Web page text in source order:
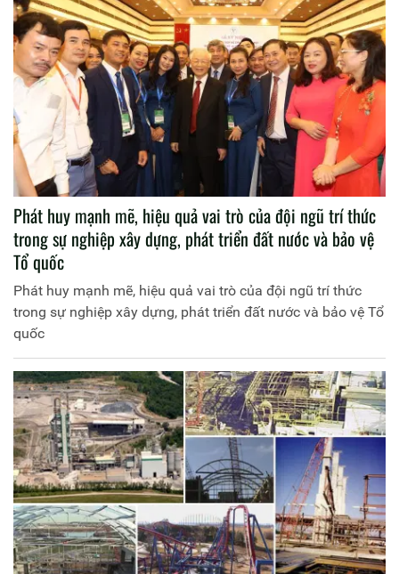
Phát huy mạnh mẽ, hiệu quả vai trò của đội ngũ trí thức
trong sự nghiệp xây dựng, phát triển đất nước và bảo vệ
Tổ quốc
Phát huy mạnh mẽ, hiệu quả vai trò của đội ngũ trí thức
trong sự nghiệp xây dựng, phát triển đất nước và bảo vệ Tổ
quốc